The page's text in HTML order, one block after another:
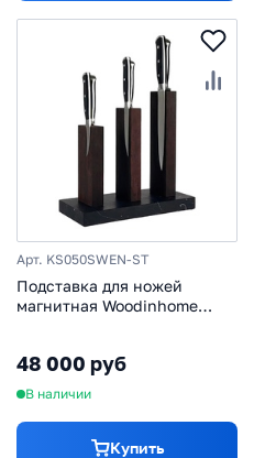
Арт. KS050SWEN-ST
Подставка для ножей
магнитная Woodinhome
48 000 руб
В наличии
Купить